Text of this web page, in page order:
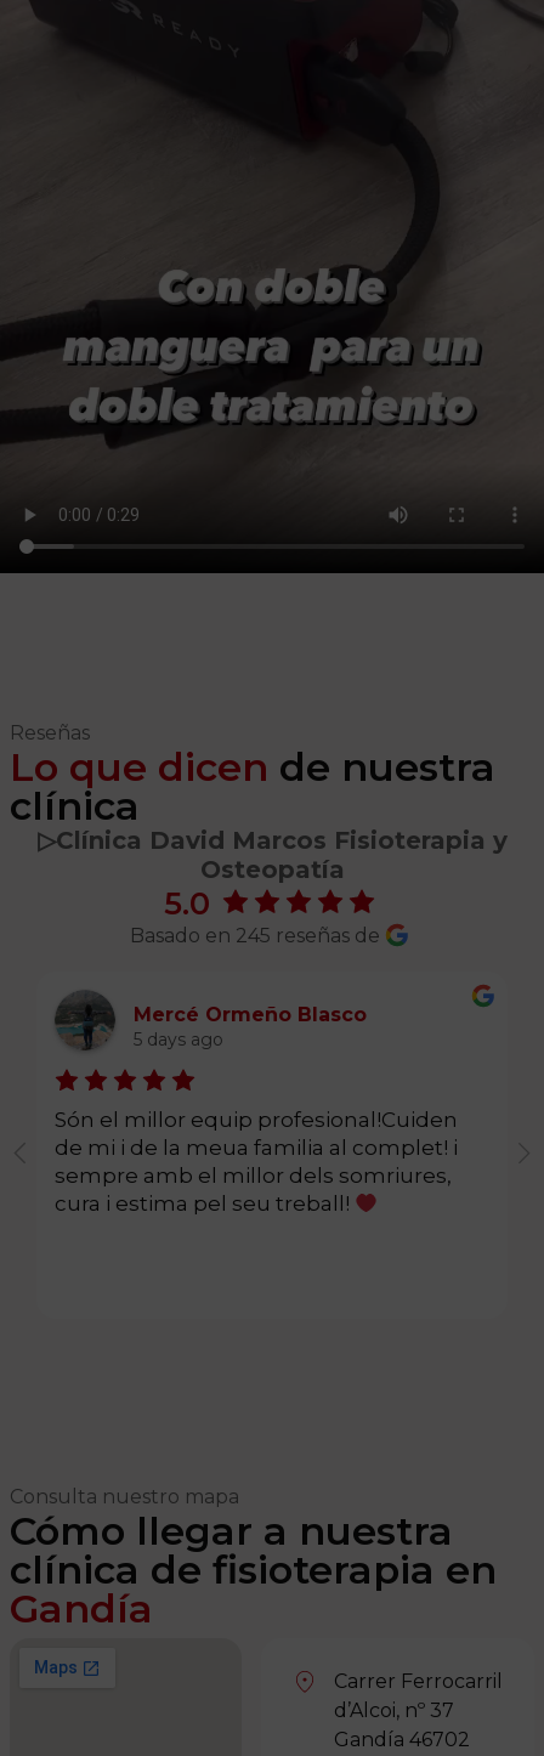
Reseñas
Lo que dicen de nuestra
clínica
▷️Clínica David Marcos Fisioterapia y
Osteopatía
5.0
Basado en 245 reseñas de
Mercé Ormeño Blasco
5 days ago
Són el millor equip profesional!Cuiden
de mi i de la meua familia al complet! i
sempre amb el millor dels somriures,
cura i estima pel seu treball!
Consulta nuestro mapa
Cómo llegar a nuestra
clínica de fisioterapia en
Gandía
Carrer Ferrocarril
d’Alcoi, nº 37
Gandía 46702